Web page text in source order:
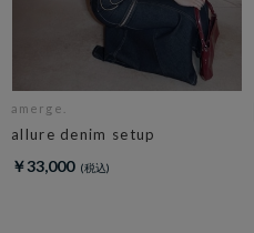
amerge.
allure denim setup
￥33,000